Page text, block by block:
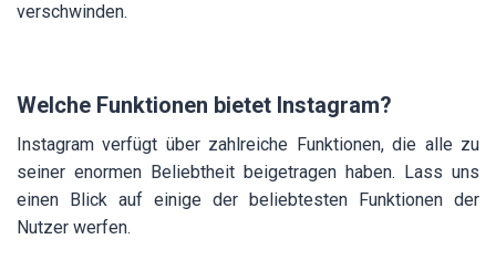
verschwinden.
Welche Funktionen bietet Instagram?
Instagram verfügt über zahlreiche Funktionen, die alle zu
seiner enormen Beliebtheit beigetragen haben. Lass uns
einen Blick auf einige der beliebtesten Funktionen der
Nutzer werfen.